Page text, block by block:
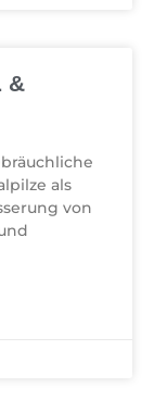
&
als
von